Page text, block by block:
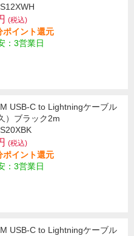
(税込)
ポイント還元
：3営業日
USB-C to Lightningケーブル
）ブラック2m
(税込)
ポイント還元
：3営業日
USB-C to Lightningケーブル